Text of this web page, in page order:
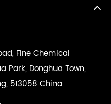
Fine Chemical
Park, Donghua Town,
513058 China